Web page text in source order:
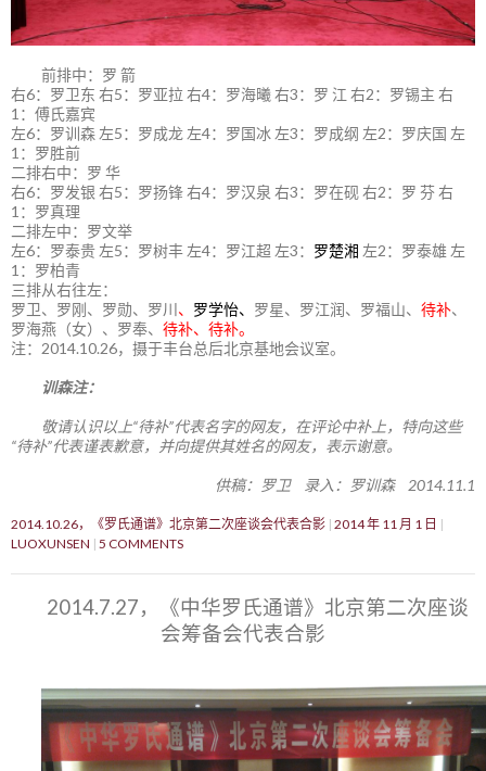
前排中：罗 箭
右6：罗卫东 右5：罗亚拉 右4：罗海曦 右3：罗 江 右2：罗锡主 右
1：傅氏嘉宾
左6：罗训森 左5：罗成龙 左4：罗国冰 左3：罗成纲 左2：罗庆国 左
1：罗胜前
二排右中：罗 华
右6：罗发银 右5：罗扬锋 右4：罗汉泉 右3：罗在砚 右2：罗 芬 右
1：罗真理
二排左中：罗文举
左6：罗泰贵 左5：罗树丰 左4：罗江超 左3： 罗楚湘 左2：罗泰雄 左
1：罗柏青
三排从右往左：
罗卫、罗刚、罗勋、罗川 、 罗学怡、 罗星、罗江润、罗福山、 待补、
罗海燕（女）、罗奉、 待补、待补。
注：2014.10.26，摄于丰台总后北京基地会议室。
训森注：
敬请认识以上“待补”代表名字的网友，在评论中补上，特向这些
“待补”代表谨表歉意，并向提供其姓名的网友，表示谢意。
供稿：罗卫 录入：罗训森 2014.11.1
2014.10.26，《罗氏通谱》北京第二次座谈会代表合影 2014 年 11 月 1 日
LUOXUNSEN 5 COMMENTS
2014.7.27，《中华罗氏通谱》北京第二次座谈
会筹备会代表合影